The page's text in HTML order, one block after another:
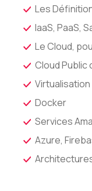
Les
IaaS, PaaS,
Le Cloud,
Cloud Public
Virtualisation
Docker
Services
Azure,